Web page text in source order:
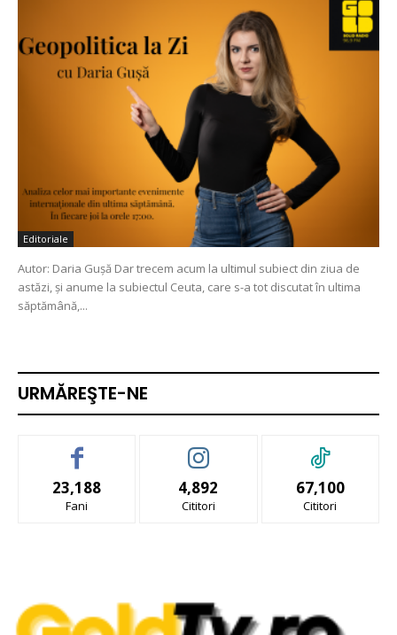
Editoriale
Autor: Daria Gușă Dar trecem acum la ultimul subiect din ziua de
astăzi, și anume la subiectul Ceuta, care s-a tot discutat în ultima
săptămână,...
URMĂREŞTE-NE
23,188
Fani
4,892
Cititori
67,100
Cititori